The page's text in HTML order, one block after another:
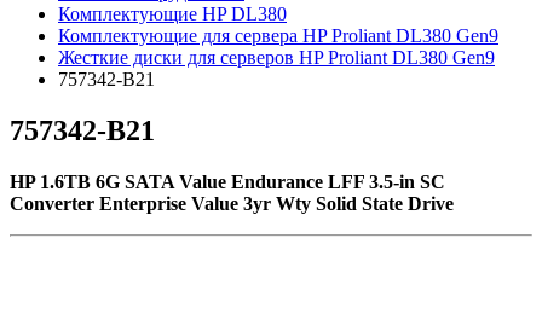
Комплектующие HP DL380
Комплектующие для сервера HP Proliant DL380 Gen9
Жесткие диски для серверов HP Proliant DL380 Gen9
757342-B21
757342-B21
HP 1.6TB 6G SATA Value Endurance LFF 3.5-in SC
Converter Enterprise Value 3yr Wty Solid State Drive